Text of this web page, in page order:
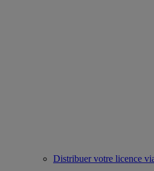
Distribuer votre licence